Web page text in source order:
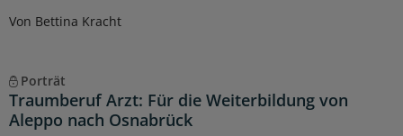
Von Bettina Kracht
Porträt
Traumberuf Arzt: Für die Weiterbildung von
Aleppo nach Osnabrück